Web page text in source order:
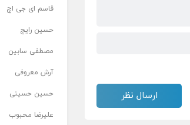
قاسم ای جی اچ
حسین رایج
مصطفی سابین
آرش معروفی
حسین حسینی
علیرضا محبوب